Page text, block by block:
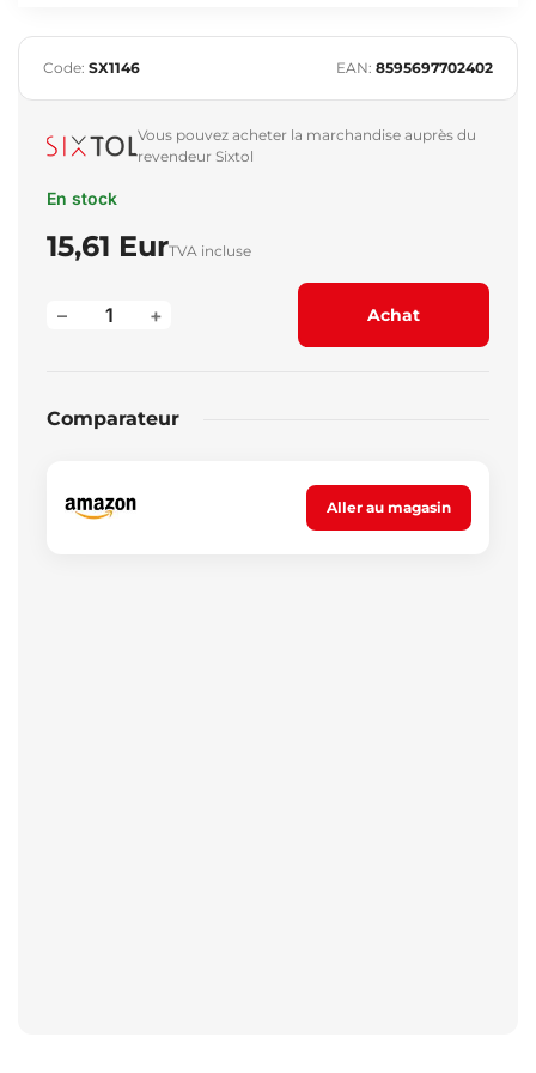
Code: SX1146 EAN: 8595697702402
Vous pouvez acheter la marchandise auprès du
revendeur Sixtol
En stock
15,61 EurTVA incluse
+
– Achat
Comparateur
Aller au magasin